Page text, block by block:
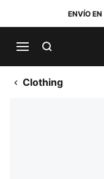
ENVÍO
Clothing